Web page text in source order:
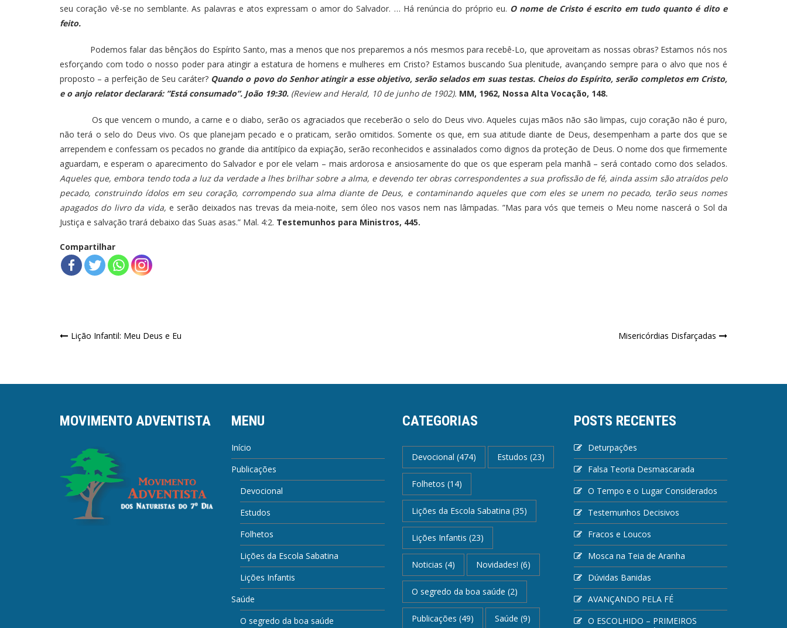
seu coração vê-se no semblante. As palavras e atos expressam o amor do Salvador. … Há renúncia do próprio eu. O nome de Cristo é escrito em tudo quanto é dito e
feito.
Podemos falar das bênçãos do Espírito Santo, mas a menos que nos preparemos a nós mesmos para recebê-Lo, que aproveitam as nossas obras? Estamos nós nos
esforçando com todo o nosso poder para atingir a estatura de homens e mulheres em Cristo? Estamos buscando Sua plenitude, avançando sempre para o alvo que nos é
proposto – a perfeição de Seu caráter? Quando o povo do Senhor atingir a esse objetivo, serão selados em suas testas. Cheios do Espírito, serão completos em Cristo,
e o anjo relator declarará: ”Está consumado”. João 19:30. (Review and Herald, 10 de junho de 1902). MM, 1962, Nossa Alta Vocação, 148.
Os que vencem o mundo, a carne e o diabo, serão os agraciados que receberão o selo do Deus vivo. Aqueles cujas mãos não são limpas, cujo coração não é puro,
não terá o selo do Deus vivo. Os que planejam pecado e o praticam, serão omitidos. Somente os que, em sua atitude diante de Deus, desempenham a parte dos que se
arrependem e confessam os pecados no grande dia antitípico da expiação, serão reconhecidos e assinalados como dignos da proteção de Deus. O nome dos que firmemente
aguardam, e esperam o aparecimento do Salvador e por ele velam – mais ardorosa e ansiosamente do que os que esperam pela manhã – será contado como dos selados.
Aqueles que, embora tendo toda a luz da verdade a lhes brilhar sobre a alma, e devendo ter obras correspondentes a sua profissão de fé, ainda assim são atraídos pelo
pecado, construindo ídolos em seu coração, corrompendo sua alma diante de Deus, e contaminando aqueles que com eles se unem no pecado, terão seus nomes
apagados do livro da vida, e serão deixados nas trevas da meia-noite, sem óleo nos vasos nem nas lâmpadas. ”Mas para vós que temeis o Meu nome nascerá o Sol da
Justiça e salvação trará debaixo das Suas asas.” Mal. 4:2. Testemunhos para Ministros, 445.
Compartilhar
Navegação
Lição Infantil: Meu Deus e Eu Misericórdias Disfarçadas
MOVIMENTO ADVENTISTA MENU
Início
Publicações
Devocional
Estudos
Folhetos
Lições da Escola Sabatina
Lições Infantis
Saúde
O segredo da boa saúde
CATEGORIAS
Devocional (474) Estudos (23)
Folhetos (14)
Lições da Escola Sabatina (35)
Lições Infantis (23)
Noticias (4) Novidades! (6)
O segredo da boa saúde (2)
Publicações (49) Saúde (9)
POSTS RECENTES
Deturpações
Falsa Teoria Desmascarada
O Tempo e o Lugar Considerados
Testemunhos Decisivos
Fracos e Loucos
Mosca na Teia de Aranha
Dúvidas Banidas
AVANÇANDO PELA FÉ
O ESCOLHIDO – PRIMEIROS